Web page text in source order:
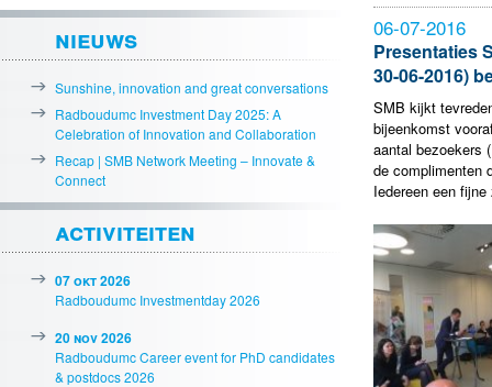
de
primaire
inhoud
de
secundaire
inhoud
06-07-2016
Presentaties
30-06-2016)
SMB kijkt
bijeenkomst
aantal bezoekers
de complimenten
Iedereen een
nieuws
Sunshine, innovation and great conversations
Radboudumc Investment Day 2025: A
Celebration of Innovation and Collaboration
Recap | SMB Network Meeting – Innovate &
Connect
activiteiten
07 okt 2026
Radboudumc Investmentday 2026
20 nov 2026
Radboudumc Career event for PhD candidates
& postdocs 2026